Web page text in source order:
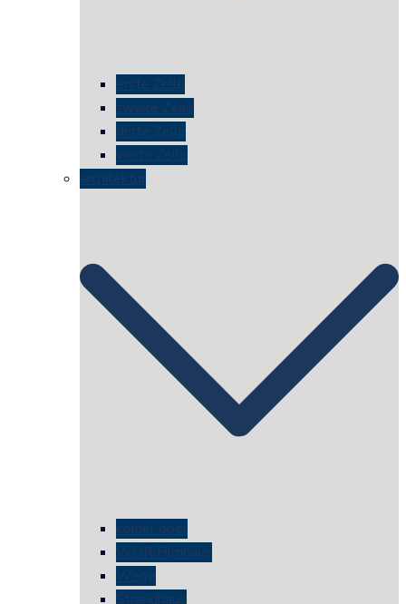
erste Zelle
zweite Zelle
dritte Zelle
vierte Zelle
architektur
kölner oper
WDR Filmhaus
Wege
Strandhaus